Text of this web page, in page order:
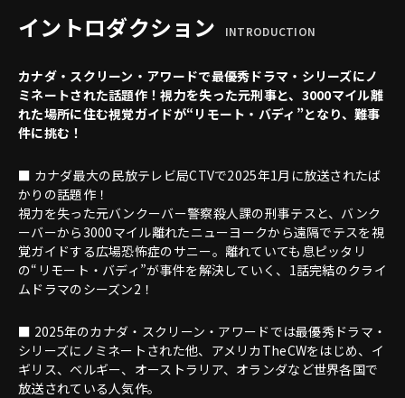
イントロダクション INTRODUCTION
カナダ・スクリーン・アワードで最優秀ドラマ・シリーズにノ
ミネートされた話題作！視力を失った元刑事と、3000マイル離
れた場所に住む視覚ガイドが“リモート・バディ”となり、難事
件に挑む！
■ カナダ最大の民放テレビ局CTVで2025年1月に放送されたば
かりの話題作！
視力を失った元バンクーバー警察殺人課の刑事テスと、バンク
ーバーから3000マイル離れたニューヨークから遠隔でテスを視
覚ガイドする広場恐怖症のサニー。離れていても息ピッタリ
の“リモート・バディ”が事件を解決していく、1話完結のクライ
ムドラマのシーズン2！
■ 2025年のカナダ・スクリーン・アワードでは最優秀ドラマ・
シリーズにノミネートされた他、アメリカTheCWをはじめ、イ
ギリス、ベルギー、オーストラリア、オランダなど世界各国で
放送されている人気作。